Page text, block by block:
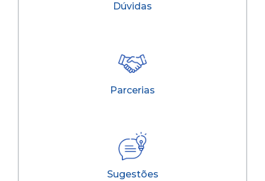
Dúvidas
Parcerias
Sugestões